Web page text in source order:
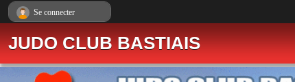
JUDO CLUB BASTIAIS
Se connecter
Panneau de gestion des cookies